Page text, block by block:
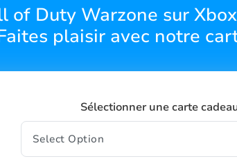
of Duty Warzone sur
plaisir avec notre
Sélectionner une carte